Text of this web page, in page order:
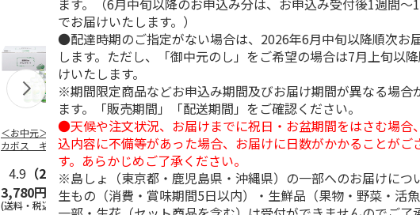
＜お中元＞つぶらな
カボス ギフト
4.9 （28）
3,780円
(送料・税込)
つぶらなパイン
4.9（29）
3,880円
(送料・税込)
＜お中元＞夏のゴク
ゴク４種セット
4.7 （19）
3,870円
(送料・税込)
ももうめＡ
4.7 （14）
2,900円
(送料・税込) (
ます。（6月中旬以降のお申込み分は、お申込み受付後1週間～
でお届けいたします。）
●配達時期のご指定がない場合は、2026年6月中旬以降順次お
します。ただし、「御中元のし」をご希望の場合は7月上旬以
けいたします。
※期間限定商品などお申込み期間及びお届け期間が異なる場合
ます。「販売期間」「配送期間」をご確認ください。
●天候や注文状況、お届けまでに祝日・お盆期間をはさむ場合
込内容に不備等があった場合、お届けに日数がかかることがご
す。あらかじめご了承ください。
※島しょ（東京都・鹿児島県・沖縄県）の一部へのお届けにつ
生もの（消費・賞味期間5日以内）・生鮮品（果物・野菜・活